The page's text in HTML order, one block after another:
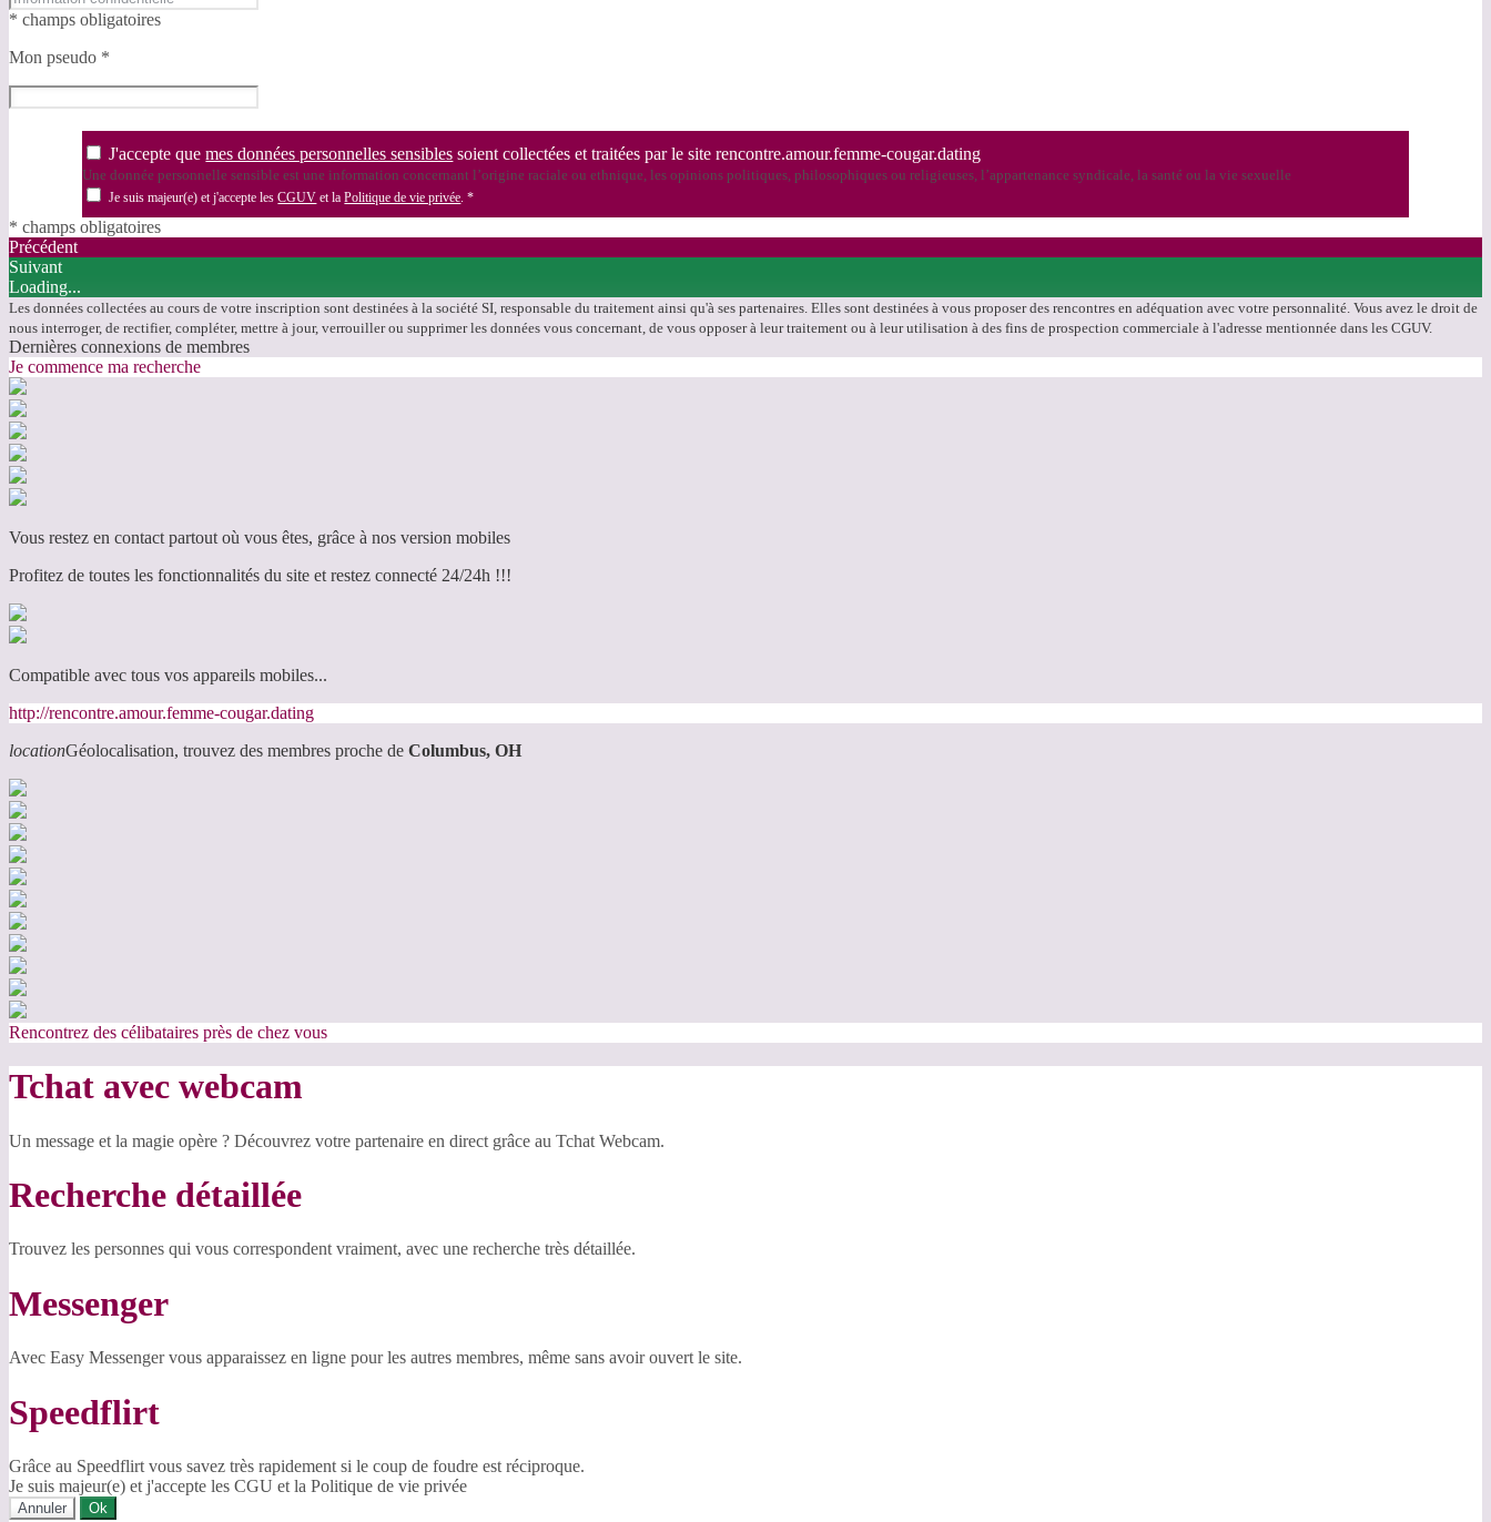
* champs obligatoires
Mon pseudo *
J'accepte quemes données personnelles sensibles soient collectées et traitées par le site rencontre.amour.femme-cougar.dating
Une donnée personnelle sensible est une information concernant l’origine raciale ou ethnique, les opinions politiques, philosophiques ou religieuses, l’appartenance syndicale, la santé ou la vie sexuelle
Je suis majeur(e) et j'accepte lesCGUV et laPolitique de vie privée .*
* champs obligatoires
Précédent
Suivant
Loading...
Les données collectées au cours de votre inscription sont destinées à la société SI, responsable du traitement ainsi qu'à ses partenaires. Elles sont destinées à vous proposer des rencontres en adéquation avec votre personnalité. Vous avez le droit de
nous interroger, de rectifier, compléter, mettre à jour, verrouiller ou supprimer les données vous concernant, de vous opposer à leur traitement ou à leur utilisation à des fins de prospection commerciale à l'adresse mentionnée dans les CGUV.
Dernières connexions de membres
Je commence ma recherche
Vous restez en contact partout où vous êtes, grâce à nos version mobiles
Profitez de toutes les fonctionnalités du site et restez connecté 24/24h !!!
Compatible avec tous vos appareils mobiles...
http://rencontre.amour.femme-cougar.dating
locationGéolocalisation, trouvez des membres proche de Columbus, OH
Rencontrez des célibataires près de chez vous
Tchat avec webcam
Un message et la magie opère ? Découvrez votre partenaire en direct grâce au Tchat Webcam.
Recherche détaillée
Trouvez les personnes qui vous correspondent vraiment, avec une recherche très détaillée.
Messenger
Avec Easy Messenger vous apparaissez en ligne pour les autres membres, même sans avoir ouvert le site.
Speedflirt
Grâce au Speedflirt vous savez très rapidement si le coup de foudre est réciproque.
Je suis majeur(e) et j'accepte les CGU et la Politique de vie privée
Annuler Ok